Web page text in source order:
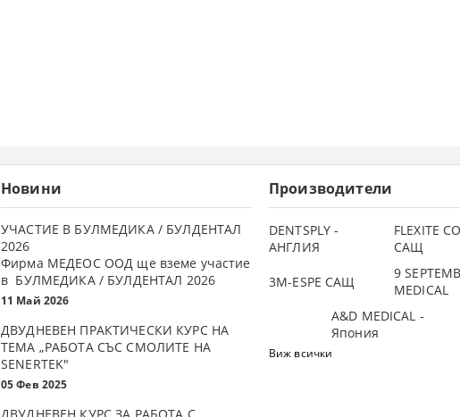
Новини
УЧАСТИЕ В БУЛМЕДИКА / БУЛДЕНТАЛ
2026
Фирма МЕДЕОС ООД ще вземе участие
в БУЛМЕДИКА / БУЛДЕНТАЛ 2026
11 Май 2026
ДВУДНЕВЕН ПРАКТИЧЕСКИ КУРС НА
ТЕМА „РАБОТА СЪС СМОЛИТЕ НА
SENERTEK"
05 Фев 2025
Производители
DENTSPLY -
АНГЛИЯ
FLEXITE
САЩ
3М-ESPE САЩ
9
MEDICAL
A&D MEDICAL -
Япония
Виж всички